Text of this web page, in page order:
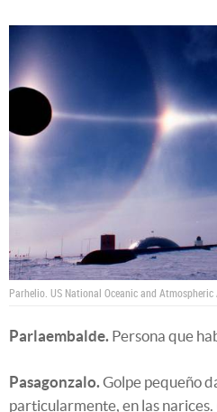
Parhelio. US National Oceanic and
Parlaembalde. Persona que
Pasagonzalo.Golpe pequeño
particularmente, en las narices.